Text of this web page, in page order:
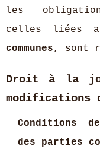
les
celles liées
communes, sont
Droit à la
modifications
Conditions
des parties